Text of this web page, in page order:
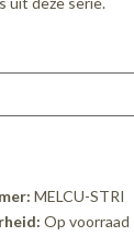
MELCU-STRI
Op voorraad